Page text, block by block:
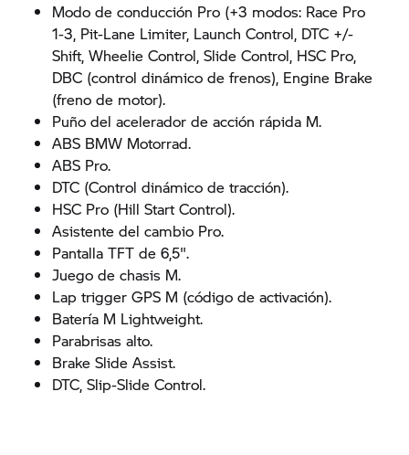
Modo de conducción Pro (+3 modos: Race Pro
1-3, Pit-Lane Limiter, Launch Control, DTC +/-
Shift, Wheelie Control, Slide Control, HSC Pro,
DBC (control dinámico de frenos), Engine Brake
(freno de motor).
Puño del acelerador de acción rápida M.
ABS BMW Motorrad.
ABS Pro.
DTC (Control dinámico de tracción).
HSC Pro (Hill Start Control).
Asistente del cambio Pro.
Pantalla TFT de 6,5".
Juego de chasis M.
Lap trigger GPS M (código de activación).
Batería M Lightweight.
Parabrisas alto.
Brake Slide Assist.
DTC, Slip-Slide Control.